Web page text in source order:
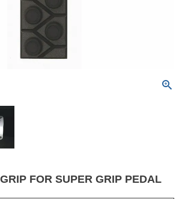
FOR SUPER GRIP PEDAL